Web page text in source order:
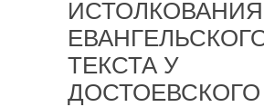
ИСТОЛКОВАНИЯ
ТЕКСТА У
ДОСТОЕВСКОГО